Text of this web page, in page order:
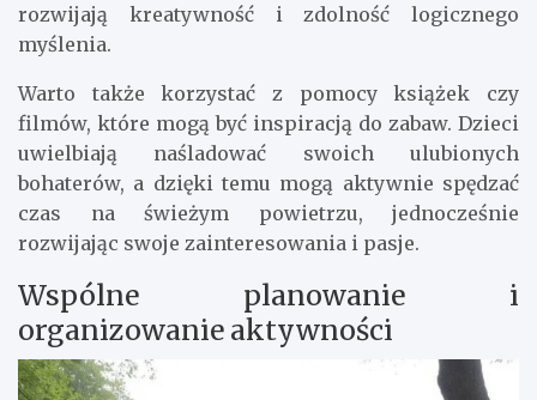
rozwijają kreatywność i zdolność logicznego
myślenia.
Warto także korzystać z pomocy książek czy
filmów, które mogą być inspiracją do zabaw. Dzieci
uwielbiają naśladować swoich ulubionych
bohaterów, a dzięki temu mogą aktywnie spędzać
czas na świeżym powietrzu, jednocześnie
rozwijając swoje zainteresowania i pasje.
Wspólne planowanie i
organizowanie aktywności